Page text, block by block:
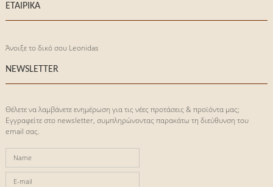
ΕΤΑΙΡΙΚΑ
Άνοιξε το δικό σου Leonidas
NEWSLETTER
Θέλετε να λαμβάνετε ενημέρωση για τις νέες προτάσεις & προϊόντα μας;
Eγγραφείτε στο newsletter, συμπληρώνοντας παρακάτω τη διεύθυνση του
email σας.